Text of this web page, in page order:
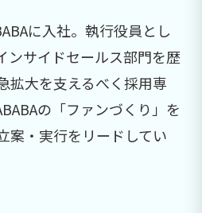
に入社。執行役員とし
ンサイドセールス部門を歴
拡大を支えるべく採用専
の「ファンづくり」を
案・実行をリードしてい